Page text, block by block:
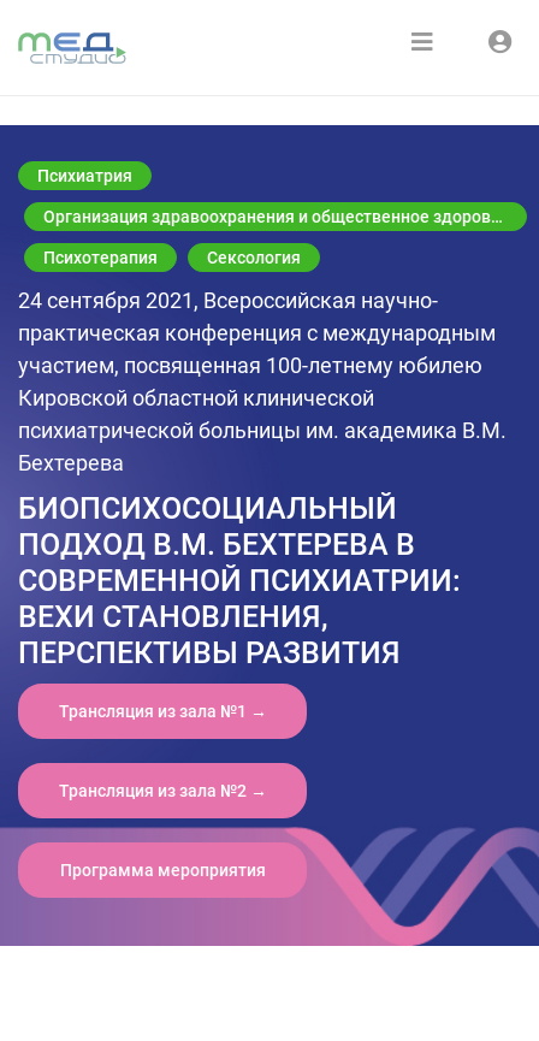
Медиатека
О нас
Психиатрия
Организация здравоохранения и общественное здоровье
Психотерапия Сексология
24 сентября 2021, Всероссийская научно-
практическая конференция с международным
участием, посвященная 100-летнему юбилею
Кировской областной клинической
психиатрической больницы им. академика В.М.
Бехтерева
БИОПСИХОСОЦИАЛЬНЫЙ
ПОДХОД В.М. БЕХТЕРЕВА В
СОВРЕМЕННОЙ ПСИХИАТРИИ:
ВЕХИ СТАНОВЛЕНИЯ,
ПЕРСПЕКТИВЫ РАЗВИТИЯ
Трансляция из зала №1 →
Трансляция из зала №2 →
Программа мероприятия